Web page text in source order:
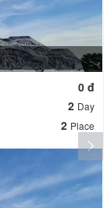
0 đ
2 Day
2 Place